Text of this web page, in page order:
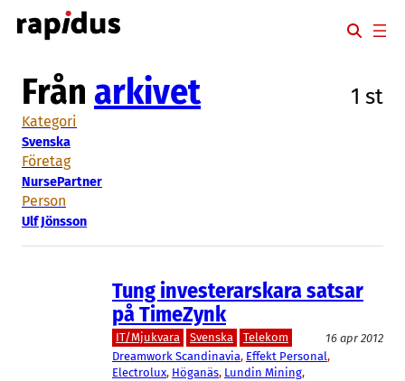
Hoppa
till
Från arkivet 1 st
Kategori
Svenska
Företag
NursePartner
Person
Ulf Jönsson
Tung investerarskara satsar
på TimeZynk
IT/Mjukvara Svenska Telekom
16 apr 2012
Dreamwork Scandinavia, Effekt Personal
Electrolux, Höganäs, Lundin Mining